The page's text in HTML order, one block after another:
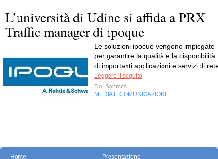
L’università di Udine si affida a PRX
Traffic manager di ipoque
Le soluzioni ipoque vengono impiegate
per garantire la qualità e la disponibilità
di importanti applicazioni e servizi di
Leggere il seguito
Da Sabmcs
MEDIA E COMUNICAZIONE
Home Presentazione